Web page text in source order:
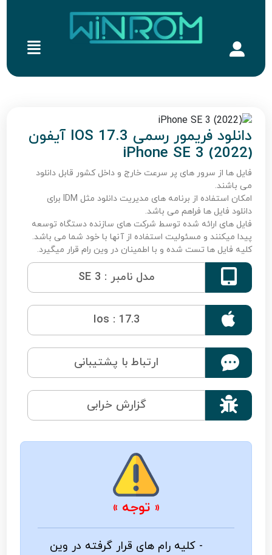
دانلود فریمور رسمی IOS 17.3 آیفون
iPhone SE 3 (2022)
فایل ها از سرور های پر سرعت خارج و داخل کشور قابل دانلود
می باشند.
امکان استفاده از برنامه های مدیریت دانلود مثل IDM برای
دانلود فایل ها فراهم می باشد.
فایل های ارائه شده توسط شرکت های سازنده دستگاه توسعه
پیدا میکنند و مسئولیت استفاده از آنها با خود شما می باشد.
کلیه فایل ها تست شده و با اطمینان در وین رام قرار میگیرد.
 مدل نامبر : SE 3

Ios : 17.3
ارتباط با پشتیبانی
 گزارش خرابی
« توجه »
- کلیه رام های قرار گرفته در وین